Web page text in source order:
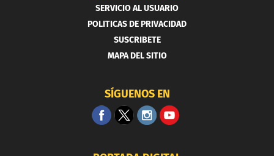
SERVICIO AL USUARIO
POLITICAS DE PRIVACIDAD
SUSCRIBETE
MAPA DEL SITIO
SÍGUENOS EN